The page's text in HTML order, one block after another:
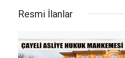
Resmi İlanlar